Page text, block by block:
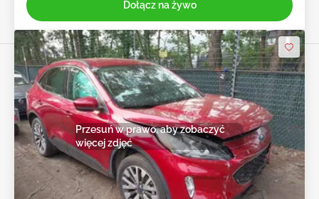
Dołącz na żywo
Przesuń w prawo, aby zobaczyć
więcej zdjęć